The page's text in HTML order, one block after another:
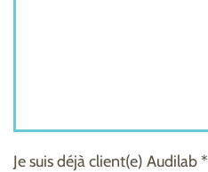
Je suis déjà client(e) Audilab *